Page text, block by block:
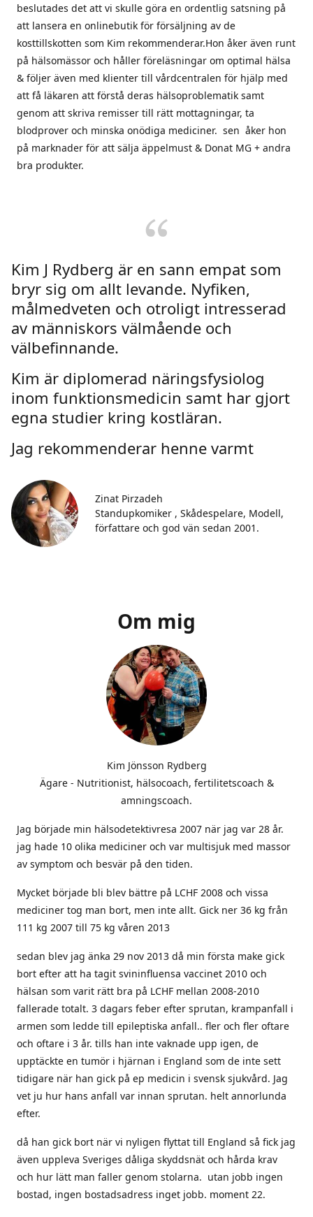
beslutades det att vi skulle göra en ordentlig satsning på
att lansera en onlinebutik för försäljning av de
kosttillskotten som Kim rekommenderar.Hon åker även runt
på hälsomässor och håller föreläsningar om optimal hälsa
& följer även med klienter till vårdcentralen för hjälp med
att få läkaren att förstå deras hälsoproblematik samt
genom att skriva remisser till rätt mottagningar, ta
blodprover och minska onödiga mediciner. sen åker hon
på marknader för att sälja äppelmust & Donat MG + andra
bra produkter.
Kim J Rydberg är en sann empat som
bryr sig om allt levande. Nyfiken,
målmedveten och otroligt intresserad
av människors välmående och
välbefinnande.
Kim är diplomerad näringsfysiolog
inom funktionsmedicin samt har gjort
egna studier kring kostläran.
Jag rekommenderar henne varmt
Zinat Pirzadeh
Standupkomiker , Skådespelare, Modell,
författare och god vän sedan 2001.
Om mig
Kim Jönsson Rydberg
Ägare - Nutritionist, hälsocoach, fertilitetscoach &
amningscoach.
Jag började min hälsodetektivresa 2007 när jag var 28 år.
jag hade 10 olika mediciner och var multisjuk med massor
av symptom och besvär på den tiden.
Mycket började bli blev bättre på LCHF 2008 och vissa
mediciner tog man bort, men inte allt. Gick ner 36 kg från
111 kg 2007 till 75 kg våren 2013
sedan blev jag änka 29 nov 2013 då min första make gick
bort efter att ha tagit svininfluensa vaccinet 2010 och
hälsan som varit rätt bra på LCHF mellan 2008-2010
fallerade totalt. 3 dagars feber efter sprutan, krampanfall i
armen som ledde till epileptiska anfall.. fler och fler oftare
och oftare i 3 år. tills han inte vaknade upp igen, de
upptäckte en tumör i hjärnan i England som de inte sett
tidigare när han gick på ep medicin i svensk sjukvård. Jag
vet ju hur hans anfall var innan sprutan. helt annorlunda
efter.
då han gick bort när vi nyligen flyttat till England så fick jag
även uppleva Sveriges dåliga skyddsnät och hårda krav
och hur lätt man faller genom stolarna. utan jobb ingen
bostad, ingen bostadsadress inget jobb. moment 22.